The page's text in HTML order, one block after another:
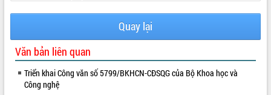
Quay lại
Văn bản liên quan
Triển khai Công văn số 5799/BKHCN-CĐSQG của Bộ Khoa học và
Công nghệ